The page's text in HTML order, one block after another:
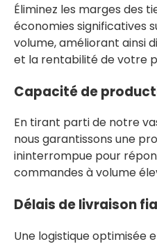
Éliminez les marges des
économies significatives
volume, améliorant ainsi
et la rentabilité de votre
Capacité de
En tirant parti de notre
nous garantissons une
ininterrompue pour
commandes à volume
Délais de livraison
Une logistique optimisée